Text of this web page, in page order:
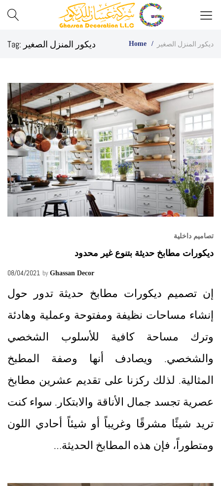
Ghassan
Best
Company
in
UAE
Tag: ديكور المنزل الصغير Home ديكور المنزل الصغير
تصاميم داخلية
ديكورات مطابخ حديثة بتنوع غير محدود
08/04/2021 by Ghassan Decor
إن تصميم ديكورات مطابخ حديثة تدور حول
إنشاء مساحات نظيفة ومفتوحة وعملية وهادئة
وترك مساحة كافية للأسلوب الشخصي
والشخصي. ويصادف أنها وصفة المطبخ
المثالية. لذلك ركزنا على تقديم عشرين مطابخ
عصرية تجسد جمال الأناقة والابتكار. سواء كنت
تريد شيئًا مشرقًا وغريباً أو شيئاً أحادي اللون
ومتطوراً، فإن هذه المطابخ الحديثة…